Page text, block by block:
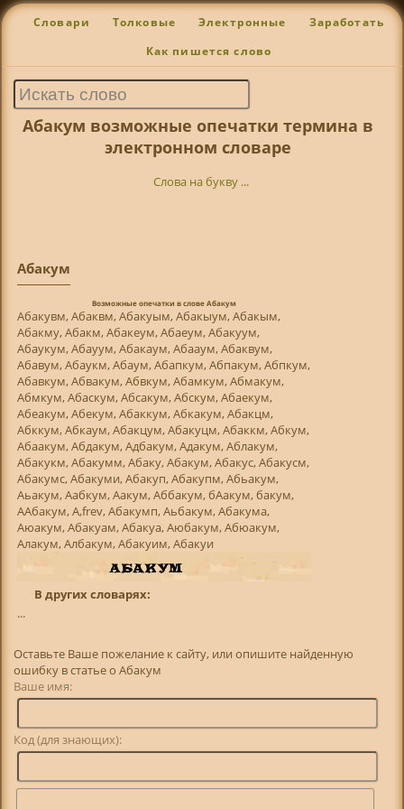
Словари Толковые Электронные Заработать
Как пишется слово
Абакум возможные опечатки термина в
электронном словаре
Слова на букву ...
Абакум
Возможные опечатки в слове Абакум
Абакувм, Абаквм, Абакуым, Абакыум, Абакым,
Абакму, Абакм, Абакеум, Абаеум, Абакуум,
Абаукум, Абауум, Абакаум, Абааум, Абаквум,
Абавум, Абаукм, Абаум, Абапкум, Абпакум, Абпкум,
Абавкум, Абвакум, Абвкум, Абамкум, Абмакум,
Абмкум, Абаскум, Абсакум, Абскум, Абаекум,
Абеакум, Абекум, Абаккум, Абкакум, Абакцм,
Абккум, Абкаум, Абакцум, Абакуцм, Абаккм, Абкум,
Абаакум, Абдакум, Адбакум, Адакум, Аблакум,
Абакукм, Абакумм, Абаку, Абакум, Абакус, Абакусм,
Абакумс, Абакуми, Абакуп, Абакупм, Абьакум,
Аьакум, Аабкум, Аакум, Аббакум, бАакум, бакум,
ААбакум, А,frev, Абакумп, Аьбакум, Абакума,
Аюакум, Абакуам, Абакуа, Аюбакум, Абюакум,
Алакум, Албакум, Абакуим, Абакуи
В других словарях:
...
Оставьте Ваше пожелание к сайту, или опишите найденную
ошибку в статье о Абакум
Ваше имя:
Код (для знающих):